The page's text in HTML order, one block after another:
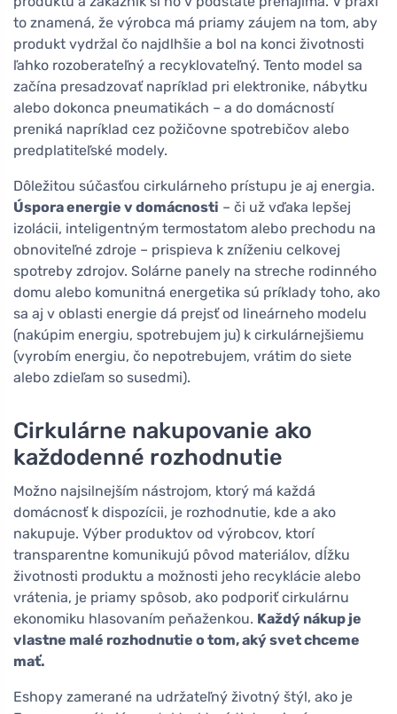
to znamená, že výrobca má priamy záujem na tom, aby
produkt vydržal čo najdlhšie a bol na konci životnosti
ľahko rozoberateľný a recyklovateľný. Tento model sa
začína presadzovať napríklad pri elektronike, nábytku
alebo dokonca pneumatikách – a do domácností
preniká napríklad cez požičovne spotrebičov alebo
predplatiteľské modely.
Dôležitou súčasťou cirkulárneho prístupu je aj energia.
Úspora energie v domácnosti – či už vďaka lepšej
izolácii, inteligentným termostatom alebo prechodu na
obnoviteľné zdroje – prispieva k zníženiu celkovej
spotreby zdrojov. Solárne panely na streche rodinného
domu alebo komunitná energetika sú príklady toho, ako
sa aj v oblasti energie dá prejsť od lineárneho modelu
(nakúpim energiu, spotrebujem ju) k cirkulárnejšiemu
(vyrobím energiu, čo nepotrebujem, vrátim do siete
alebo zdieľam so susedmi).
Cirkulárne nakupovanie ako
každodenné rozhodnutie
Možno najsilnejším nástrojom, ktorý má každá
domácnosť k dispozícii, je rozhodnutie, kde a ako
nakupuje. Výber produktov od výrobcov, ktorí
transparentne komunikujú pôvod materiálov, dĺžku
životnosti produktu a možnosti jeho recyklácie alebo
vrátenia, je priamy spôsob, ako podporiť cirkulárnu
ekonomiku hlasovaním peňaženkou. Každý nákup je
vlastne malé rozhodnutie o tom, aký svet chceme
mať.
Eshopy zamerané na udržateľný životný štýl, ako je